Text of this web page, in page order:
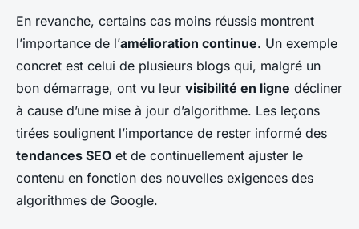
En revanche, certains cas moins réussis montrent
l’importance de l’amélioration continue. Un exemple
concret est celui de plusieurs blogs qui, malgré un
bon démarrage, ont vu leur visibilité en ligne décliner
à cause d’une mise à jour d’algorithme. Les leçons
tirées soulignent l’importance de rester informé des
tendances SEO et de continuellement ajuster le
contenu en fonction des nouvelles exigences des
algorithmes de Google.